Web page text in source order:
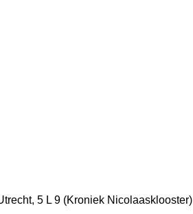
5 L 9 (Kroniek Nicolaasklooster)